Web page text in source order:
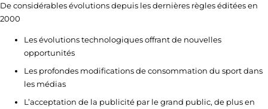
De considérables évolutions depuis les dernières règles éditées en
2000
Les évolutions technologiques offrant de nouvelles
opportunités
Les profondes modifications de consommation du sport dans
les médias
L’acceptation de la publicité par le grand public, de plus en